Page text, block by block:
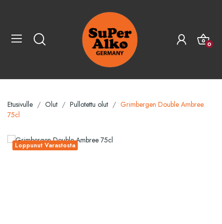
0
Etusivulle Olut Pullotettu olut
Grimbergen Double Ambree
75cl
Loppunut Varastosta